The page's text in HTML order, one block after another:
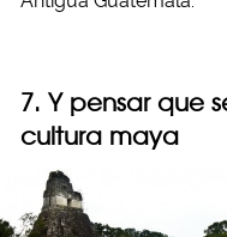
7. Y pensar que
cultura maya